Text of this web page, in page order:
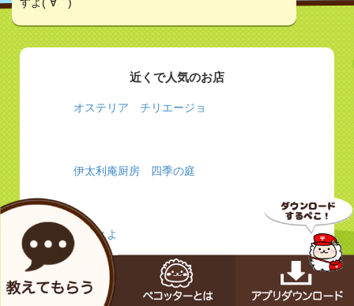
近くで人気のお店
オステリア チリエージョ
伊太利庵厨房 四季の庭
とりとよ
TACO LIBRE 戸塚店